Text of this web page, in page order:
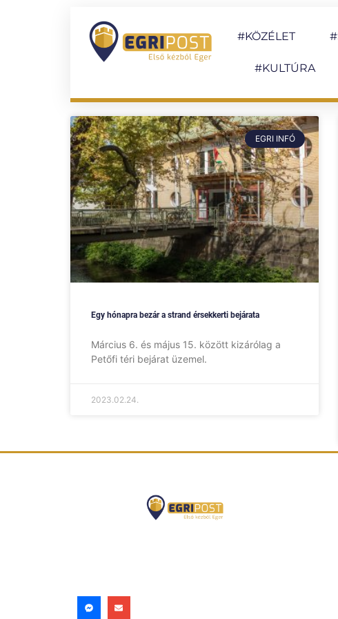
#KÖZÉLET
#KULTÚRA
EGRI INFÓ
Egy hónapra bezár a strand érsekkerti bejárata
Március 6. és május 15. között kizárólag a
Petőfi téri bejárat üzemel.
2023.02.24.